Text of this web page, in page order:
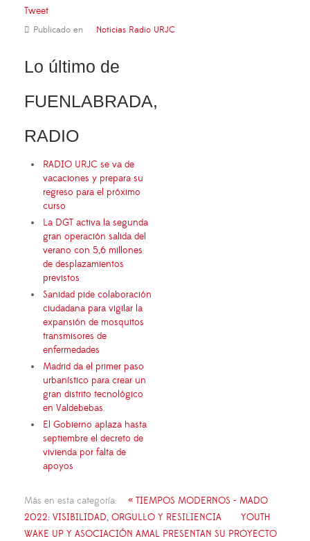
Tweet
Publicado en Noticias Radio URJC
Lo último de
FUENLABRADA,
RADIO
RADIO URJC se va de
vacaciones y prepara su
regreso para el próximo
curso
La DGT activa la segunda
gran operación salida del
verano con 5,6 millones
de desplazamientos
previstos
Sanidad pide colaboración
ciudadana para vigilar la
expansión de mosquitos
transmisores de
enfermedades
Madrid da el primer paso
urbanístico para crear un
gran distrito tecnológico
en Valdebebas
El Gobierno aplaza hasta
septiembre el decreto de
vivienda por falta de
apoyos
Más en esta categoría:
« TIEMPOS MODERNOS - MADO
2022: VISIBILIDAD, ORGULLO Y RESILIENCIA
YOUTH
WAKE UP Y ASOCIACIÓN AMAL PRESENTAN SU PROYECTO